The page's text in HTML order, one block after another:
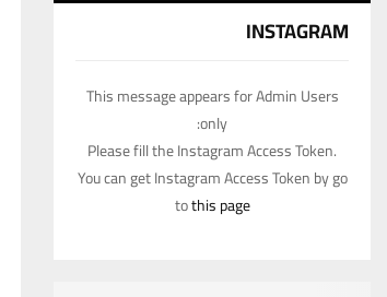
INSTAGRAM
This message appears for Admin Users
only:
Please fill the Instagram Access Token.
You can get Instagram Access Token by go
tothis page